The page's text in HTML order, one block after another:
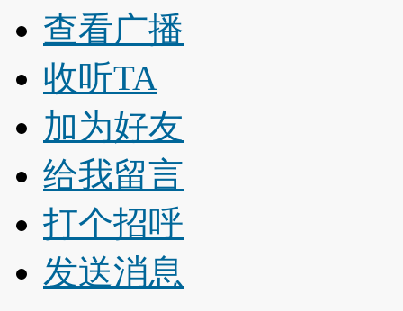
查看广播
收听TA
加为好友
给我留言
打个招呼
发送消息